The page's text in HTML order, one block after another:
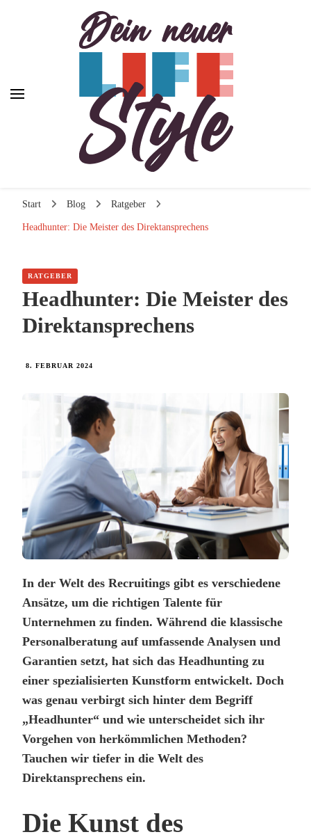
Dein neuer Lifestyle
Start Blog Ratgeber
Headhunter: Die Meister des Direktansprechens
RATGEBER
Headhunter: Die Meister des
Direktansprechens
8. FEBRUAR 2024
In der Welt des Recruitings gibt es verschiedene
Ansätze, um die richtigen Talente für
Unternehmen zu finden. Während die klassische
Personalberatung auf umfassende Analysen und
Garantien setzt, hat sich das Headhunting zu
einer spezialisierten Kunstform entwickelt. Doch
was genau verbirgt sich hinter dem Begriff
„Headhunter“ und wie unterscheidet sich ihr
Vorgehen von herkömmlichen Methoden?
Tauchen wir tiefer in die Welt des
Direktansprechens ein.
Die Kunst des